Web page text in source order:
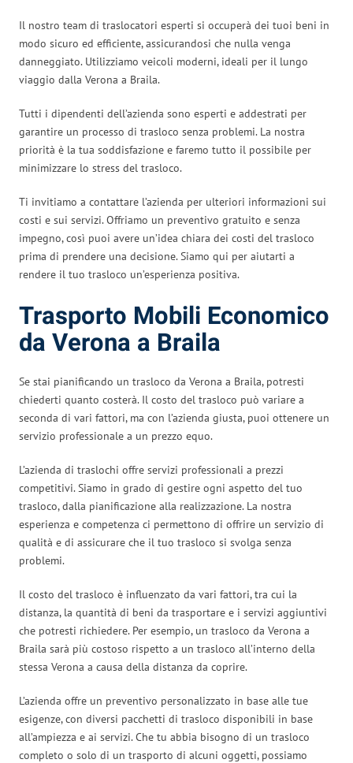
Il nostro team di traslocatori esperti si occuperà dei tuoi beni in
modo sicuro ed efficiente, assicurandosi che nulla venga
danneggiato. Utilizziamo veicoli moderni, ideali per il lungo
viaggio dalla Verona a Braila.
Tutti i dipendenti dell’azienda sono esperti e addestrati per
garantire un processo di trasloco senza problemi. La nostra
priorità è la tua soddisfazione e faremo tutto il possibile per
minimizzare lo stress del trasloco.
Ti invitiamo a contattare l’azienda per ulteriori informazioni sui
costi e sui servizi. Offriamo un preventivo gratuito e senza
impegno, così puoi avere un’idea chiara dei costi del trasloco
prima di prendere una decisione. Siamo qui per aiutarti a
rendere il tuo trasloco un’esperienza positiva.
Trasporto Mobili Economico
da Verona a Braila
Se stai pianificando un trasloco da Verona a Braila, potresti
chiederti quanto costerà. Il costo del trasloco può variare a
seconda di vari fattori, ma con l’azienda giusta, puoi ottenere un
servizio professionale a un prezzo equo.
L’azienda di traslochi offre servizi professionali a prezzi
competitivi. Siamo in grado di gestire ogni aspetto del tuo
trasloco, dalla pianificazione alla realizzazione. La nostra
esperienza e competenza ci permettono di offrire un servizio di
qualità e di assicurare che il tuo trasloco si svolga senza
problemi.
Il costo del trasloco è influenzato da vari fattori, tra cui la
distanza, la quantità di beni da trasportare e i servizi aggiuntivi
che potresti richiedere. Per esempio, un trasloco da Verona a
Braila sarà più costoso rispetto a un trasloco all’interno della
stessa Verona a causa della distanza da coprire.
L’azienda offre un preventivo personalizzato in base alle tue
esigenze, con diversi pacchetti di trasloco disponibili in base
all’ampiezza e ai servizi. Che tu abbia bisogno di un trasloco
completo o solo di un trasporto di alcuni oggetti, possiamo